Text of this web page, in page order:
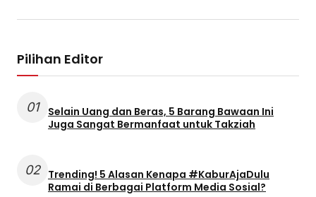
Pilihan Editor
01
Selain Uang dan Beras, 5 Barang Bawaan Ini
Juga Sangat Bermanfaat untuk Takziah
02 Trending! 5 Alasan Kenapa #KaburAjaDulu
Ramai di Berbagai Platform Media Sosial?